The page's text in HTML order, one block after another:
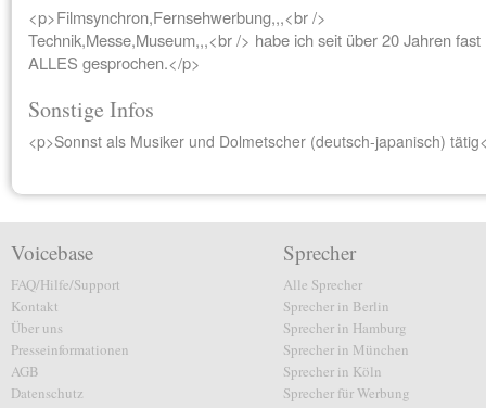
<p>Filmsynchron,Fernsehwerbung,,,<br />
Technik,Messe,Museum,,,<br /> habe ich seit über 20 Jahren fast
ALLES gesprochen.</p>
Sonstige Infos
<p>Sonnst als Musiker und Dolmetscher (deutsch-japanisch)
Voicebase
FAQ/Hilfe/Support
Kontakt
Über uns
Presseinformationen
AGB
Datenschutz
Sprecher
Alle Sprecher
Sprecher in Berlin
Sprecher in Hamburg
Sprecher in München
Sprecher in Köln
Sprecher für Werbung